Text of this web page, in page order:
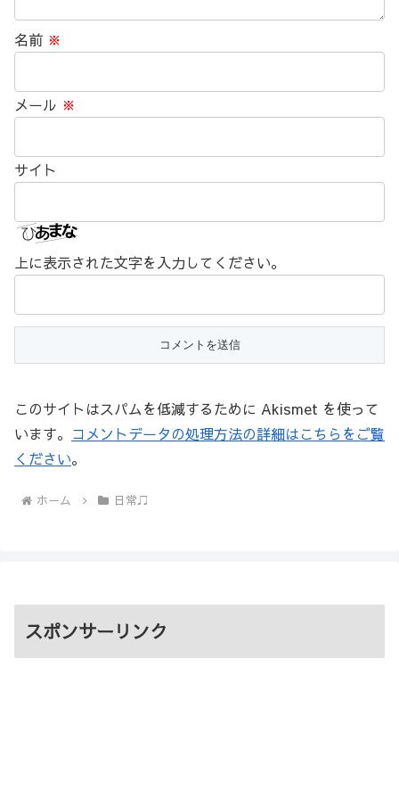
名前 ※
メール ※
サイト
上に表示された文字を入力してください。
このサイトはスパムを低減するために Akismet を使って
います。 コメントデータの処理方法の詳細はこちらをご覧
ください。
ホーム 日常♫
スポンサーリンク